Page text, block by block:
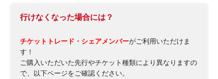
行けなくなった場合には？
チケットトレード・シェアメンバーがご利用いただけま
す！
ご購入いただいた先行やチケット種類により異なりますの
で、以下ページをご確認ください。